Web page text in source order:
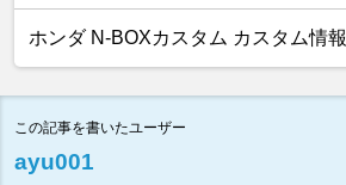
ホンダ N-BOXカスタム カスタム情報
この記事を書いたユーザー
ayu001